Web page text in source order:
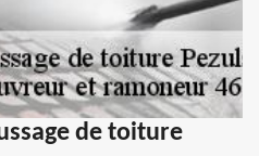
de toiture